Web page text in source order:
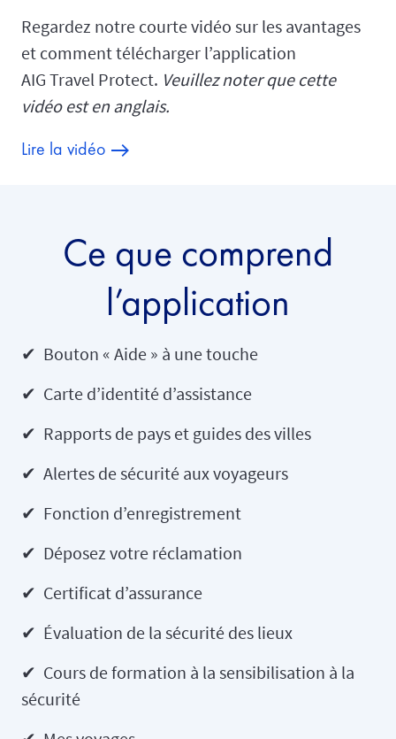
Regardez notre courte vidéo sur les avantages
et comment télécharger l’application
AIG Travel Protect. Veuillez noter que cette
vidéo est en anglais.
Lire la vidéo
Ce que comprend
l’application
✔ Bouton « Aide » à une touche
✔ Carte d’identité d’assistance
✔ Rapports de pays et guides des villes
✔ Alertes de sécurité aux voyageurs
✔ Fonction d’enregistrement
✔ Déposez votre réclamation
✔ Certificat d’assurance
✔ Évaluation de la sécurité des lieux
✔ Cours de formation à la sensibilisation à la
sécurité